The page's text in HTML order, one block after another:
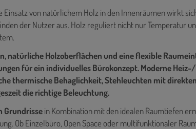
Einsatz von natürlichem Holz in den Innenräumen wirkt
der Nutzer aus. Holz reguliert nicht nur Temperatur
natürliche Holzoberflächen und eine flexible
für ein individuelles Bürokonzept. Moderne
thermische Behaglichkeit, Stehleuchten mit
die richtige Beleuchtung.
Grundrissein Kombination mit den idealen Raumtiefen
Ob Einzelbüro, Open Space oder multifunktionaler